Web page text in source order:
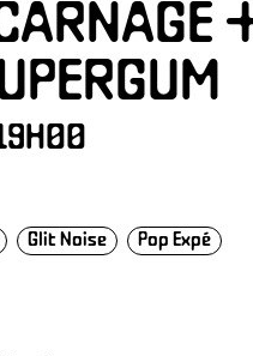
Glit Noise Pop Expé